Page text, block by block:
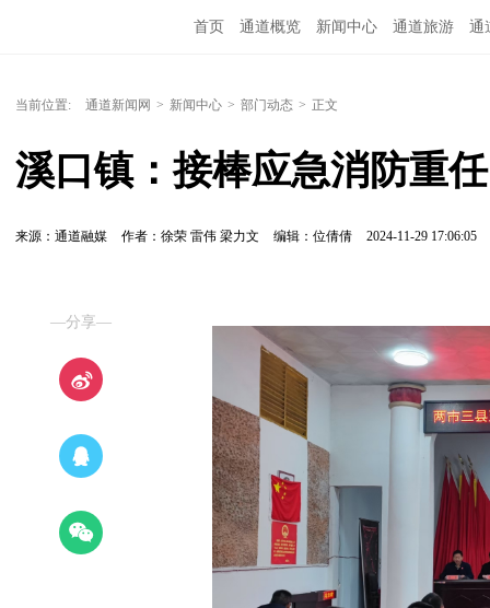
首页 通道概览 新闻中心 通道旅游 通
当前位置: 通道新闻网 > 新闻中心 > 部门动态 > 正文
溪口镇：接棒应急消防重
来源：通道融媒 作者：徐荣 雷伟 梁力文 编辑：位倩倩 2024-11-29 17:06:05
—分享—